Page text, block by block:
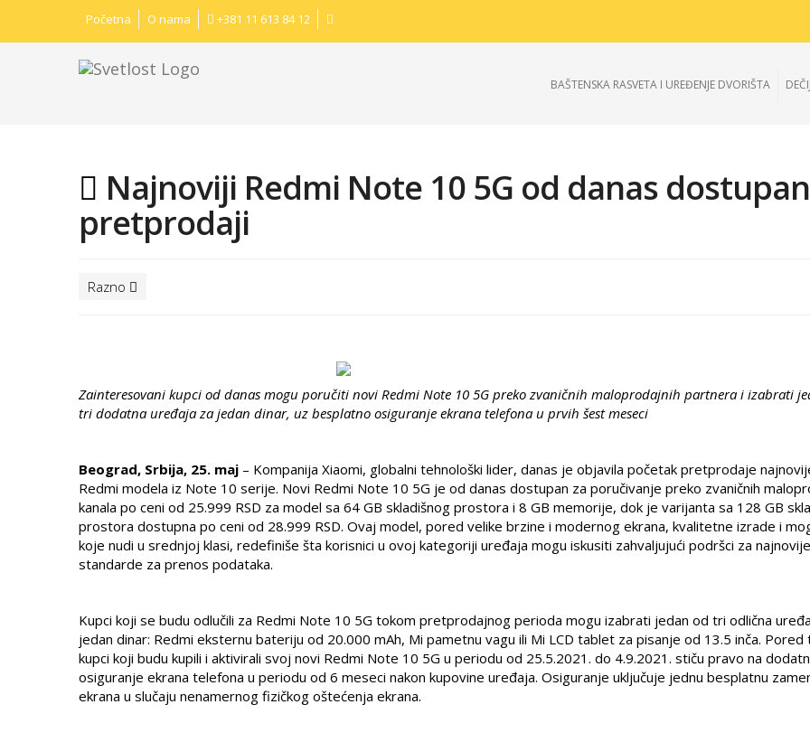
Početna O nama +381 11 613 84 12
BAŠTENSKA RASVETA I UREĐENJE DVORIŠTA
Najnoviji Redmi Note 10 5G od danas
pretprodaji
Razno
Zainteresovani kupci od danas mogu poručiti novi Redmi Note 10 5G preko zvaničnih maloprodajnih partnera i izabrati
tri dodatna uređaja za jedan dinar, uz besplatno osiguranje ekrana telefona u prvih šest meseci
Beograd, Srbija, 25. maj – Kompanija Xiaomi, globalni tehnološki lider, danas je objavila početak pretprodaje
Redmi modela iz Note 10 serije. Novi Redmi Note 10 5G je od danas dostupan za poručivanje preko zvaničnih
kanala po ceni od 25.999 RSD za model sa 64 GB skladišnog prostora i 8 GB memorije, dok je varijanta sa 128 GB
prostora dostupna po ceni od 28.999 RSD. Ovaj model, pored velike brzine i modernog ekrana, kvalitetne izrade i
koje nudi u srednjoj klasi, redefiniše šta korisnici u ovoj kategoriji uređaja mogu iskusiti zahvaljujući podršci za najnovije
standarde za prenos podataka.
Kupci koji se budu odlučili za Redmi Note 10 5G tokom pretprodajnog perioda mogu izabrati jedan od tri odlična
jedan dinar: Redmi eksternu bateriju od 20.000 mAh, Mi pametnu vagu ili Mi LCD tablet za pisanje od 13.5 inča. Pored
kupci koji budu kupili i aktivirali svoj novi Redmi Note 10 5G u periodu od 25.5.2021. do 4.9.2021. stiču pravo na
osiguranje ekrana telefona u periodu od 6 meseci nakon kupovine uređaja. Osiguranje uključuje jednu besplatnu
ekrana u slučaju nenamernog fizičkog oštećenja ekrana.